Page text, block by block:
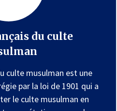
du culte
culte musulman est une
par la loi de 1901 qui a
le culte musulman en